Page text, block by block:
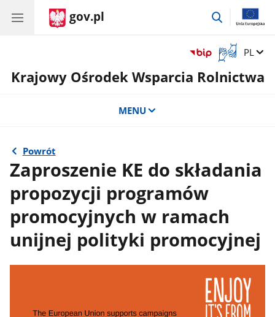
gov.pl
przejdź
Otwórz
okno
z
Zmień
PL
Krajowy Ośrodek Wsparcia Rolnictwa
MENU
Powrót
Zaproszenie KE do składania
propozycji programów
promocyjnych w ramach
unijnej polityki promocyjnej